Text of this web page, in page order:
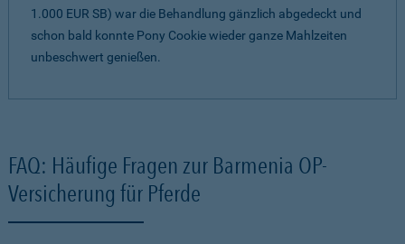
1.000 EUR SB) war die Behandlung gänzlich abgedeckt und
schon bald konnte Pony Cookie wieder ganze Mahlzeiten
unbeschwert genießen.
FAQ: Häufige Fragen zur Barmenia OP-
Versicherung für Pferde